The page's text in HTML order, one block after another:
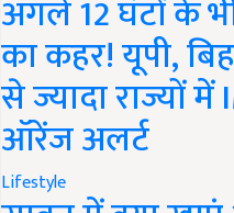
अगले 12 घंटों के
का कहर! यूपी,
से ज्यादा राज्यों
ऑरेंज अलर्ट
Lifestyle